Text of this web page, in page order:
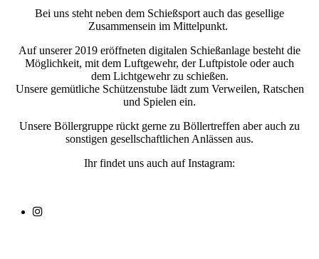
Bei uns steht neben dem Schießsport auch das gesellige
Zusammensein im Mittelpunkt.
Auf unserer 2019 eröffneten digitalen Schießanlage besteht die
Möglichkeit, mit dem Luftgewehr, der Luftpistole oder auch
dem Lichtgewehr zu schießen.
Unsere gemütliche Schützenstube lädt zum Verweilen, Ratschen
und Spielen ein.
Unsere Böllergruppe rückt gerne zu Böllertreffen aber auch zu
sonstigen gesellschaftlichen Anlässen aus.
Ihr findet uns auch auf Instagram: